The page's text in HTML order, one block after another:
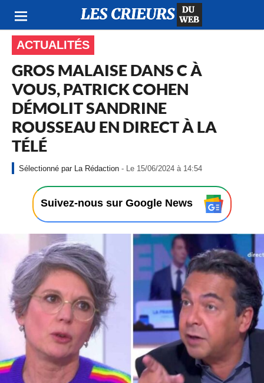
ACTUALITÉS
GROS MALAISE DANS C À
VOUS, PATRICK COHEN
DÉMOLIT SANDRINE
ROUSSEAU EN DIRECT À LA
TÉLÉ
La Rédaction - Le 15/06/2024 à 14:54
1
5
/
0
/
2
2
4
à
1
4
5
4
Suivez-nous sur Google News